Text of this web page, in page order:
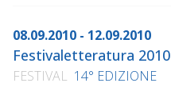
08.09.2010 - 12.09.2010
Festivaletteratura 2010
FESTIVAL 14° EDIZIONE